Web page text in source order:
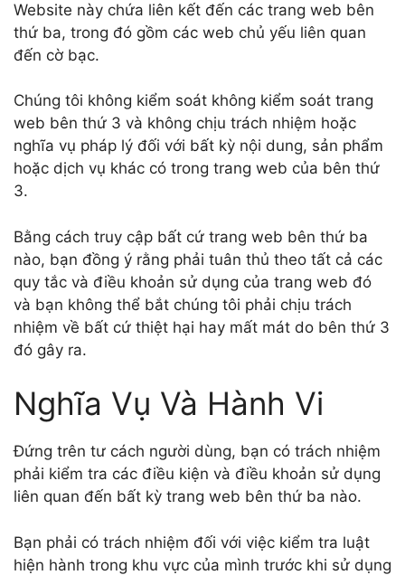
Website này chứa liên kết đến các trang web bên
thứ ba, trong đó gồm các web chủ yếu liên quan
đến cờ bạc.
Chúng tôi không kiểm soát không kiểm soát trang
web bên thứ 3 và không chịu trách nhiệm hoặc
nghĩa vụ pháp lý đối với bất kỳ nội dung, sản phẩm
hoặc dịch vụ khác có trong trang web của bên thứ
3.
Bằng cách truy cập bất cứ trang web bên thứ ba
nào, bạn đồng ý rằng phải tuân thủ theo tất cả các
quy tắc và điều khoản sử dụng của trang web đó
và bạn không thể bắt chúng tôi phải chịu trách
nhiệm về bất cứ thiệt hại hay mất mát do bên thứ 3
đó gây ra.
Nghĩa Vụ Và Hành Vi
Đứng trên tư cách người dùng, bạn có trách nhiệm
phải kiểm tra các điều kiện và điều khoản sử dụng
liên quan đến bất kỳ trang web bên thứ ba nào.
Bạn phải có trách nhiệm đối với việc kiểm tra luật
hiện hành trong khu vực của mình trước khi sử dụng